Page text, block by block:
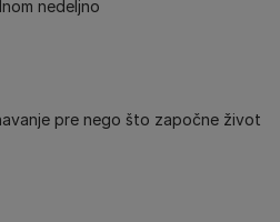
nedeljno
pre nego što započne život